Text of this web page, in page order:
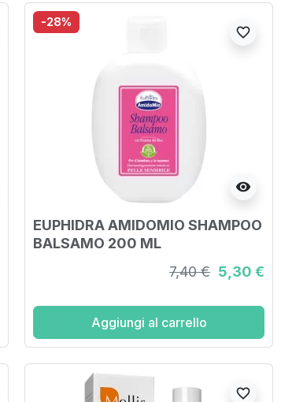
-28%
visibility
favorite_border
EUPHIDRA AMIDOMIO SHAMPOO
BALSAMO 200 ML
7,40 € 5,30 €
Aggiungi al carrello
favorite_border